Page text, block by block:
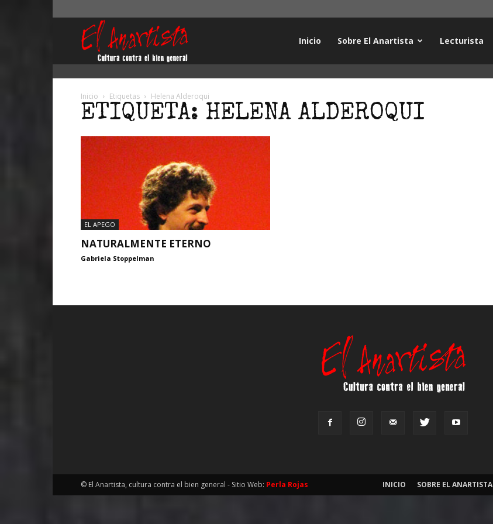
Inicio Sobre El Anartista Lecturista
Inicio Etiquetas Helena Alderoqui
ETIQUETA: HELENA ALDEROQUI
EL APEGO
NATURALMENTE ETERNO
Gabriela Stoppelman
INICIO SOBRE EL ANARTISTA
© El Anartista, cultura contra el bien general - Sitio Web: Perla Rojas